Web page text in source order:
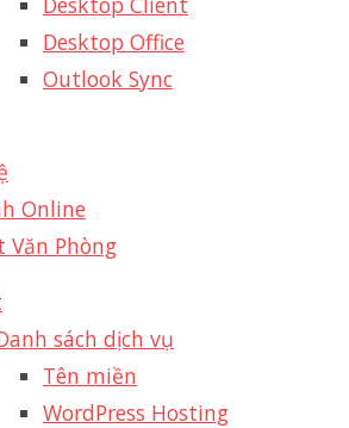
Desktop Office
Outlook Sync
Online
Văn Phòng
sách dịch vụ
Tên miền
WordPress Hosting